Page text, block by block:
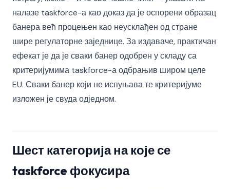
налазе taskforce-а као доказ да је оспорени образац
банера већ процењен као неусклађен од стране
шире регулаторне заједнице. За издаваче, практичан
ефекат је да је сваки банер одобрен у складу са
критеријумима taskforce-а одбрањив широм целе
EU. Сваки банер који не испуњава те критеријуме
изложен је свуда одједном.
Шест категорија на које се
taskforce фокусира